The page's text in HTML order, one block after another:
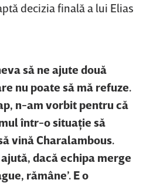
decizia finală a lui Elias
să ne ajute două
nu poate să mă refuze.
n-am vorbit pentru că
într-o situaţie să
vină Charalambous.
ajută, dacă echipa merge
rămâne’. E o